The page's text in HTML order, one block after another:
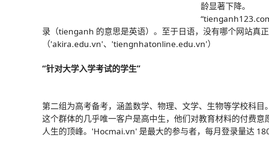
龄显著下降。
录（tienganh 的意思是英语）。至于日语，没有哪个网站真
（'akira.edu.vn'、'tiengnhatonline.edu.vn'）
“针对大学入学考试的学生”
第二组为高考备考，涵盖数学、物理、文学、生物等学校科目。
这个群体的几乎唯一客户是高中生，他们对教育材料的付费意
人生的顶峰。'Hocmai.vn' 是最大的参与者，每月登录量达 180